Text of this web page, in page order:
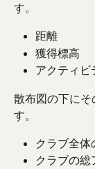
す。
距離
獲得標高
アクティビ
散布図の下にそ
す。
クラブ全体
クラブの